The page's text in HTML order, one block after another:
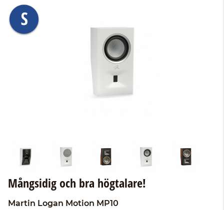
Mångsidig och bra högtalare!
Martin Logan Motion MP10